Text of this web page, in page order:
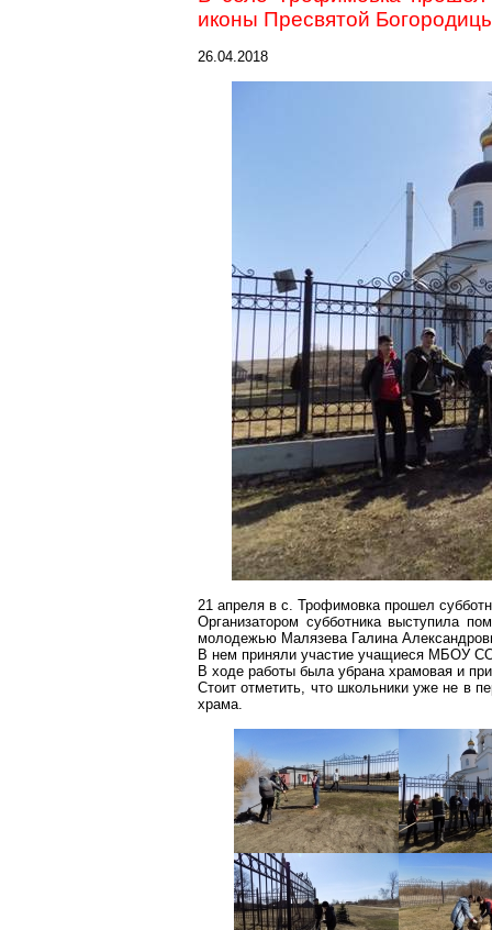
иконы Пресвятой
26.04.2018
21 апреля в с. Трофимовкапрошел
Организатором субботника выступила
молодежью МалязеваГалина
В нем приняли участие учащиеся МБОУ
В ходе работы была убрана храмовая и
Стоит отметить, что школьники уже не в
храма.